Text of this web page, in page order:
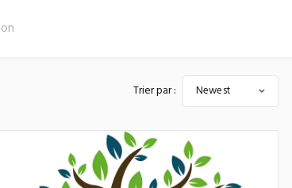
Trier par : Newest